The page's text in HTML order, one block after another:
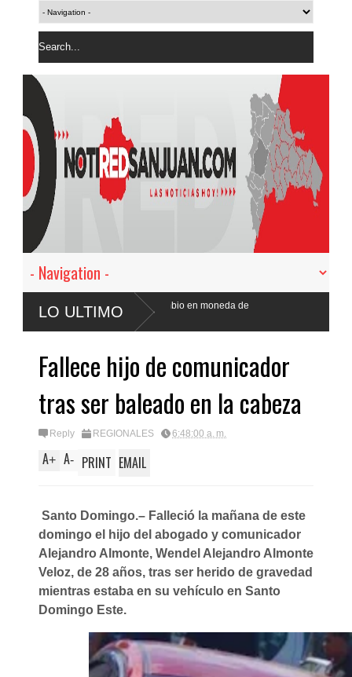
LO ULTIMO
avisa sobre cambio en moneda de
Fallece hijo de comunicador
tras ser baleado en la cabeza
Reply REGIONALES 6:48:00 a. m.
A+ A- PRINT EMAIL
Santo Domingo.– Falleció la mañana de este
domingo el hijo del abogado y comunicador
Alejandro Almonte, Wendel Alejandro Almonte
Veloz, de 28 años, tras ser herido de gravedad
mientras estaba en su vehículo en Santo
Domingo Este.